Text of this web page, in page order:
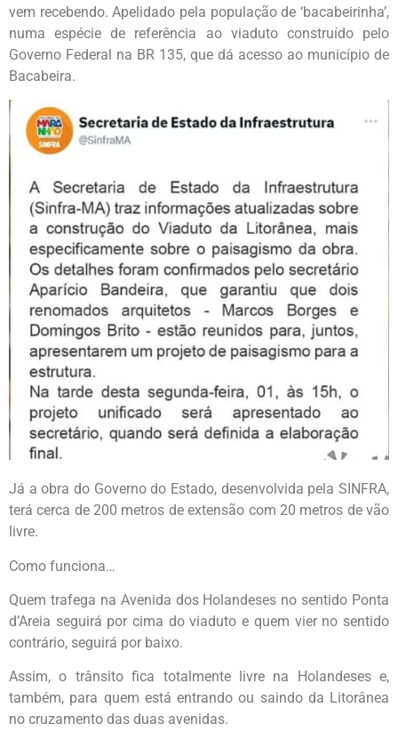
vem recebendo. Apelidado pela população de ‘bacabeirinha’,
numa espécie de referência ao viaduto construído pelo
Governo Federal na BR 135, que dá acesso ao município de
Bacabeira.
Já a obra do Governo do Estado, desenvolvida pela SINFRA,
terá cerca de 200 metros de extensão com 20 metros de vão
livre.
Como funciona…
Quem trafega na Avenida dos Holandeses no sentido Ponta
d’Areia seguirá por cima do viaduto e quem vier no sentido
contrário, seguirá por baixo.
Assim, o trânsito fica totalmente livre na Holandeses e,
também, para quem está entrando ou saindo da Litorânea
no cruzamento das duas avenidas.